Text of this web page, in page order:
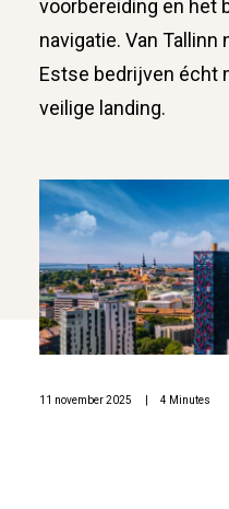
voorbereiding en het
navigatie. Van Tallinn
Estse bedrijven écht
veilige landing.
11 november 2025 4 Minutes